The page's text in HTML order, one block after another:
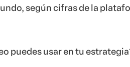
según cifras de la
puedes usar en tu